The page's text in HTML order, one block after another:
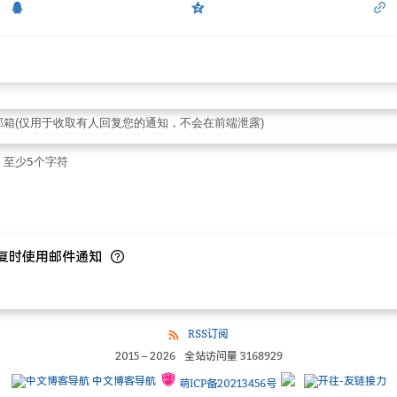
时使用邮件通知
RSS订阅
2015– 2026 全站访问量 3168929
中文博客导航
萌ICP备20213456号